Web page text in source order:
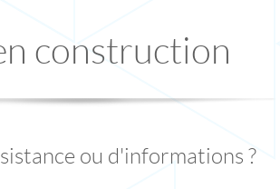
construction
ou d'informations ?